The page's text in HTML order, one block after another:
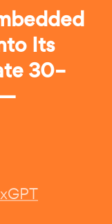
Its
30–